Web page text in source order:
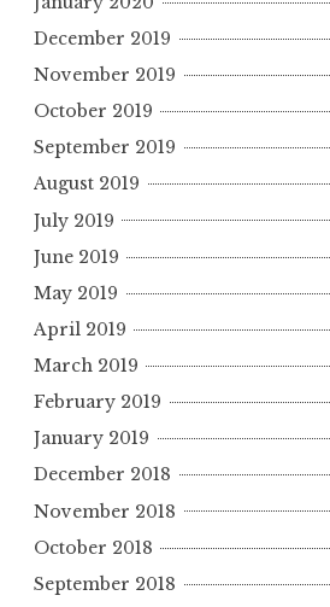
December 2019
November 2019
October 2019
September 2019
August 2019
July 2019
June 2019
May 2019
April 2019
March 2019
February 2019
January 2019
December 2018
November 2018
October 2018
September 2018